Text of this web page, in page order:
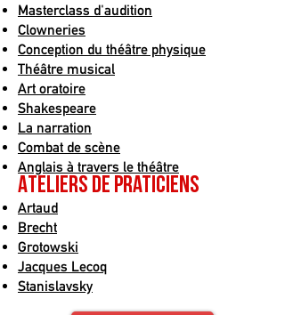
Masterclass d'audition
Clowneries
Conception du théâtre physique
Théâtre musical
Art oratoire
Shakespeare
La narration
Combat de scène
Anglais à travers le théâtre
Ateliers de praticiens
Artaud
Brecht
Grotowski
Jacques Lecoq
Stanislavsky